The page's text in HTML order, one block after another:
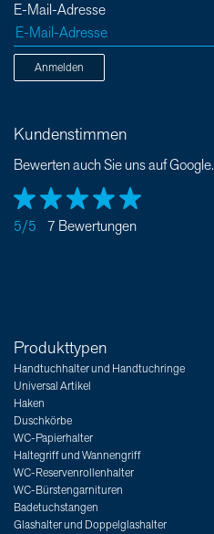
E-Mail-Adresse
Anmelden
Kundenstimmen
Bewerten auch Sie uns auf Google.
5/5 7 Bewertungen
Produkttypen
Handtuchhalter und Handtuchringe
Universal Artikel
Haken
Duschkörbe
WC-Papierhalter
Haltegriff und Wannengriff
WC-Reservenrollenhalter
WC-Bürstengarnituren
Badetuchstangen
Glashalter und Doppelglashalter